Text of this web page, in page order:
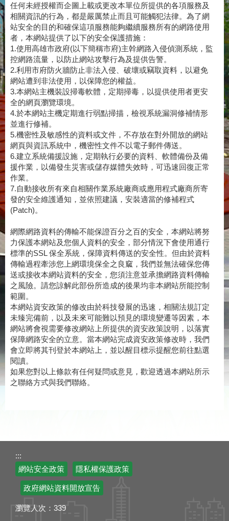
任何未經授權而企圖上載或更改本單位所提供的各項服務及
相關資訊的行為，都是嚴厲禁止而且可能觸犯法律。為了網
站安全的目的和確保這項服務能夠繼續服務所有的網路使用
者，本網站提供了以下的安全保護措施：
1.使用高雄市政府(以下簡稱市府)主幹網路入侵偵測系統，監
控網路流量，以防止網站攻擊行為及提供告警。
2.利用市府防火牆防止非法入侵、破壞或竊取資料，以避免
網站遭到非法使用，以保障您的權益。
3.本網站主機裝設掃毒軟體，定期掃毒，以提供使用者更安
全的網頁瀏覽環境。
4.於本網站主機定期進行弱點掃描，檢視系統漏洞修補情形
並進行修補。
5.機密性及敏感性的資料或文件，不存放在對外開放的網站
網頁與資訊系統中，機密性文件不以電子郵件傳送。
6.建立系統備援設施，定期執行必要的資料、軟體備份及備
援作業，以備發生災害或儲存媒體失效時，可迅速回復正常
作業。
7.自動接收所有來自相關作業系統廠商或應用程式廠商所寄
發的安全維護通知，並依照建議，安裝適當的修補程式
(Patch)。
網際網路資料的傳輸不能保證百分之百的安全，本網站將努
力保護本網站及您個人資料的安全，部分情況下會使用通行
標準的SSL 保全系統，保障資料傳送的安全性。但由於資料
傳輸過程牽涉您上網環境保全之良窳，我們並無法確保您傳
送或接收本網站資料的安全，您須注意並承擔網路資料傳輸
之風險。請您諒解此部份所造成的後果均非本網站所能控制
範圍。
本網站資安政策的修改由於科技發展的迅速，相關法規訂定
未臻完備前，以及未來可能難以預見的環境變遷等因素，本
網站將會視需要修改網站上所提供的資安政策說明，以落實
保障網路安全的立意。當本網站完成資安政策修改時，我們
會立即將其刊登於本網站上，並以醒目標示提醒您前往點選
閱讀。
如果您對以上條款有任何疑問或意見，歡迎透過本網站所示
之聯絡方式與我們聯絡。
:::
網站安全政策
隱私權保護政策
政府網站資料開放宣告
瀏覽人次： 339